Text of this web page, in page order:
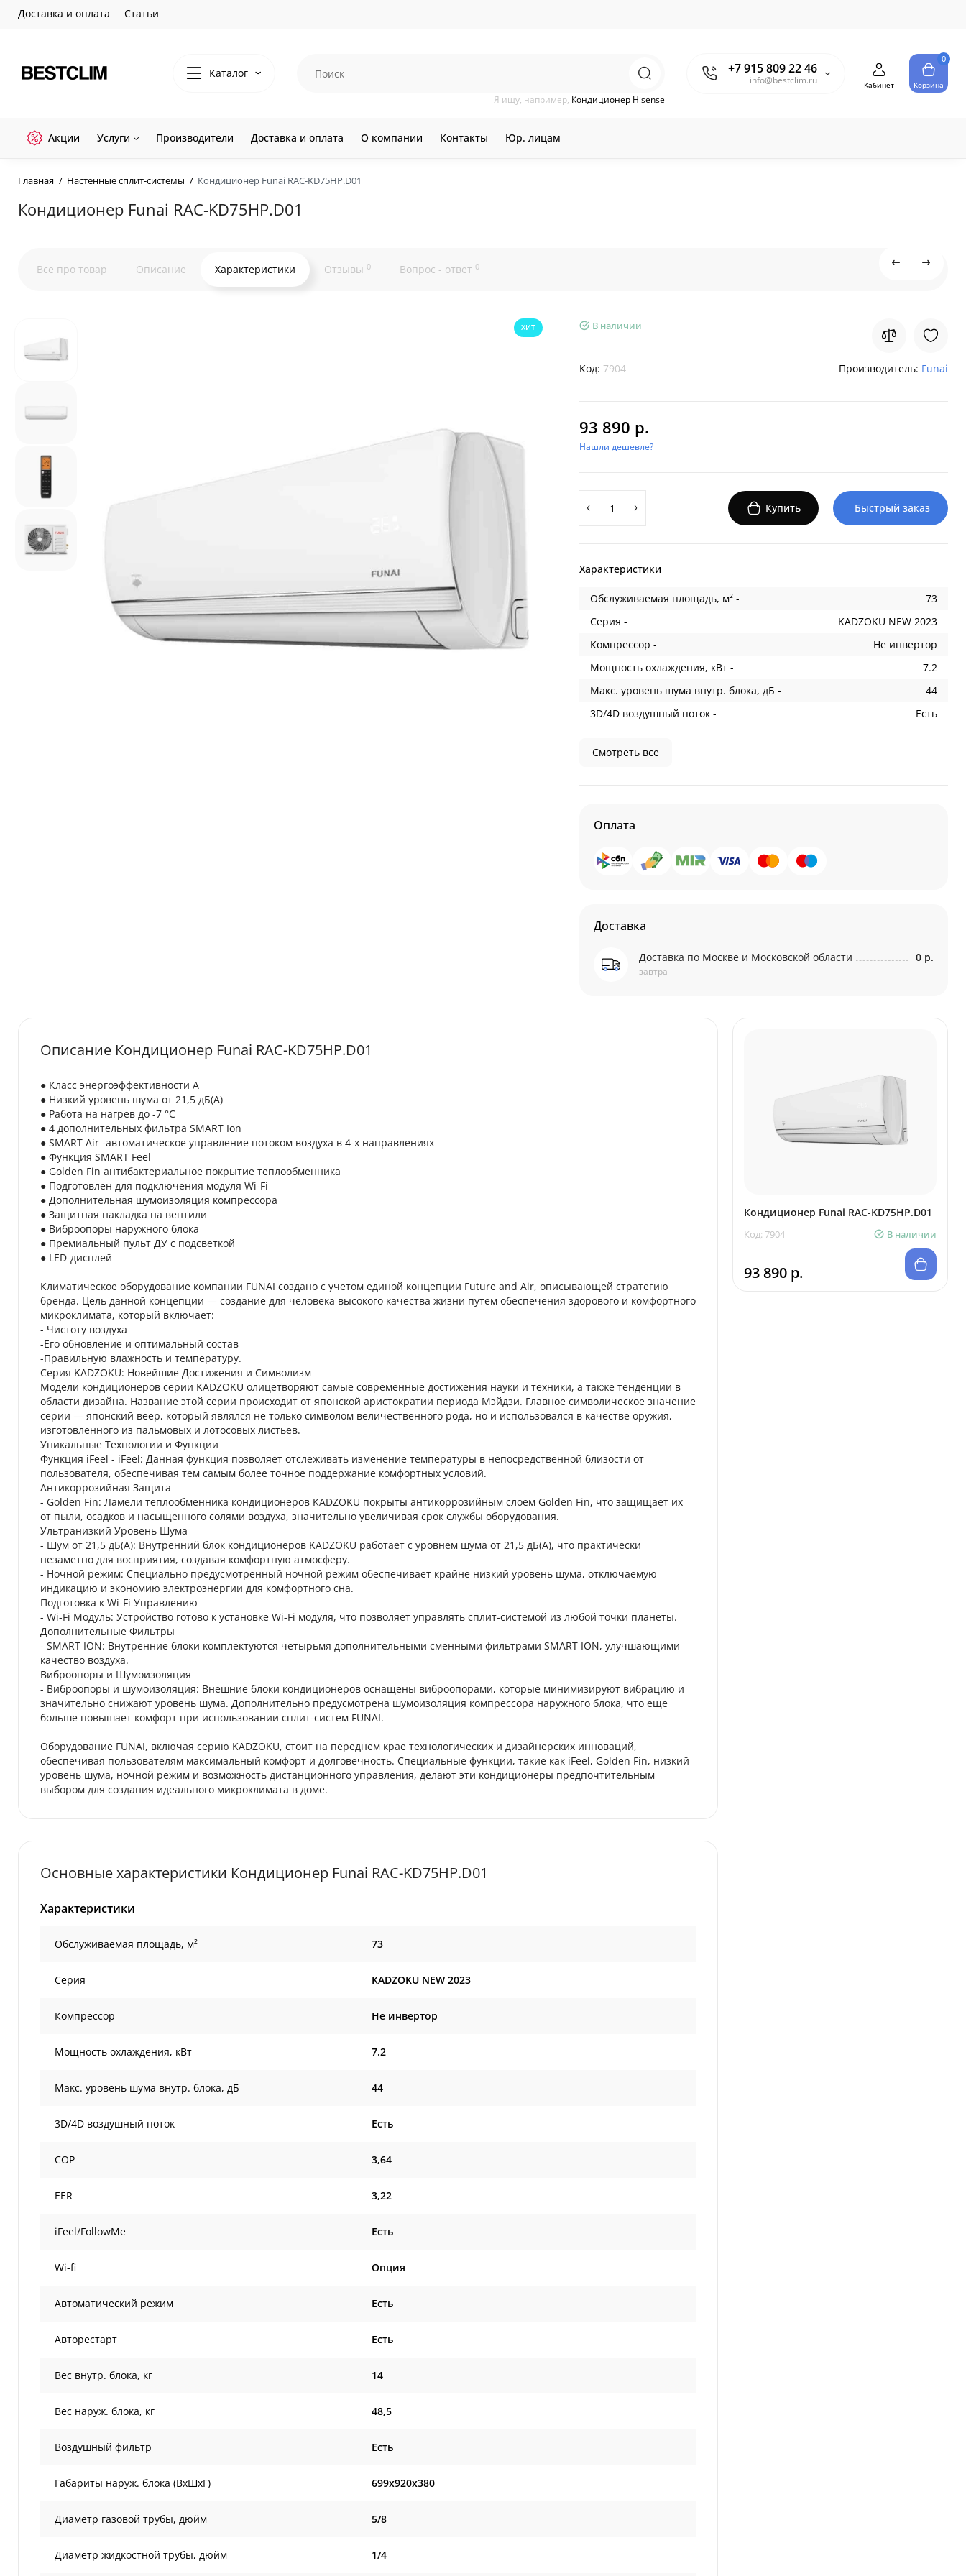
Доставка и оплата Статьи
Каталог +7 915 809 22 46
info@bestclim.ru
Я ищу, например, Кондиционер Hisense
Кабинет
0
Корзина
Акции Услуги Производители Доставка и оплата О компании Контакты Юр. лицам
Главная Настенные сплит-системы Кондиционер Funai RAC-KD75HP.D01
Кондиционер Funai RAC-KD75HP.D01
Все про товар Описание Характеристики Отзывы 0 Вопрос - ответ 0
ХИТ В наличии
Код: 7904 Производитель: Funai
93 890 р.
Нашли дешевле?
Купить Быстрый заказ
Характеристики
Обслуживаемая площадь, м² -
73
Серия -
KADZOKU NEW 2023
Компрессор -
Не инвертор
Мощность охлаждения, кВт -
7.2
Макс. уровень шума внутр. блока, дБ -
44
3D/4D воздушный поток -
Есть
Смотреть все
Оплата
Доставка
Доставка по Москве и Московской области
завтра
0 р.
Описание Кондиционер Funai RAC-KD75HP.D01
● Класс энергоэффективности A
● Низкий уровень шума от 21,5 дБ(А)
● Работа на нагрев до -7 °С
● 4 дополнительных фильтра SMART Ion
● SMART Air -автоматическое управление потоком воздуха в 4-х направлениях
● Функция SMART Feel
● Golden Fin антибактериальное покрытие теплообменника
● Подготовлен для подключения модуля Wi-Fi
● Дополнительная шумоизоляция компрессора
● Защитная накладка на вентили
● Виброопоры наружного блока
● Премиальный пульт ДУ с подсветкой
● LED-дисплей
Климатическое оборудование компании FUNAI создано с учетом единой концепции Future and Air, описывающей стратегию
бренда. Цель данной концепции — создание для человека высокого качества жизни путем обеспечения здорового и комфортного
микроклимата, который включает:
- Чистоту воздуха
-Его обновление и оптимальный состав
-Правильную влажность и температуру.
Серия KADZOKU: Новейшие Достижения и Символизм
Модели кондиционеров серии KADZOKU олицетворяют самые современные достижения науки и техники, а также тенденции в
области дизайна. Название этой серии происходит от японской аристократии периода Мэйдзи. Главное символическое значение
серии — японский веер, который являлся не только символом величественного рода, но и использовался в качестве оружия,
изготовленного из пальмовых и лотосовых листьев.
Уникальные Технологии и Функции
Функция iFeel - iFeel: Данная функция позволяет отслеживать изменение температуры в непосредственной близости от
пользователя, обеспечивая тем самым более точное поддержание комфортных условий.
Антикоррозийная Защита
- Golden Fin: Ламели теплообменника кондиционеров KADZOKU покрыты антикоррозийным слоем Golden Fin, что защищает их
от пыли, осадков и насыщенного солями воздуха, значительно увеличивая срок службы оборудования.
Ультранизкий Уровень Шума
- Шум от 21,5 дБ(А): Внутренний блок кондиционеров KADZOKU работает с уровнем шума от 21,5 дБ(А), что практически
незаметно для восприятия, создавая комфортную атмосферу.
- Ночной режим: Специально предусмотренный ночной режим обеспечивает крайне низкий уровень шума, отключаемую
индикацию и экономию электроэнергии для комфортного сна.
Подготовка к Wi-Fi Управлению
- Wi-Fi Модуль: Устройство готово к установке Wi-Fi модуля, что позволяет управлять сплит-системой из любой точки планеты.
Дополнительные Фильтры
- SMART ION: Внутренние блоки комплектуются четырьмя дополнительными сменными фильтрами SMART ION, улучшающими
качество воздуха.
Виброопоры и Шумоизоляция
- Виброопоры и шумоизоляция: Внешние блоки кондиционеров оснащены виброопорами, которые минимизируют вибрацию и
значительно снижают уровень шума. Дополнительно предусмотрена шумоизоляция компрессора наружного блока, что еще
больше повышает комфорт при использовании сплит-систем FUNAI.
Оборудование FUNAI, включая серию KADZOKU, стоит на переднем крае технологических и дизайнерских инноваций,
обеспечивая пользователям максимальный комфорт и долговечность. Специальные функции, такие как iFeel, Golden Fin, низкий
уровень шума, ночной режим и возможность дистанционного управления, делают эти кондиционеры предпочтительным
выбором для создания идеального микроклимата в доме.
Основные характеристики Кондиционер Funai RAC-KD75HP.D01
Характеристики
Обслуживаемая площадь, м² 73
Серия KADZOKU NEW 2023
Компрессор Не инвертор
Мощность охлаждения, кВт 7.2
Макс. уровень шума внутр. блока, дБ 44
3D/4D воздушный поток Есть
COP 3,64
EER 3,22
iFeel/FollowMe Есть
Wi-fi Опция
Автоматический режим Есть
Авторестарт Есть
Вес внутр. блока, кг 14
Вес наруж. блока, кг 48,5
Воздушный фильтр Есть
Габариты наруж. блока (ВxШxГ) 699x920x380
Диаметр газовой трубы, дюйм 5/8
Диаметр жидкостной трубы, дюйм 1/4
Кондиционер Funai RAC-KD75HP.D01
Код: 7904 В наличии
93 890 р.